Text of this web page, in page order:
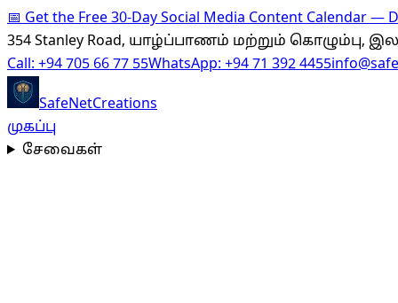
📅Get the Free 30-Day Social Media Content Calendar —
354 Stanley Road, யாழ்ப்பாணம் மற்றும் கொழும்பு,
Call:+94 705 66 77 55WhatsApp:+94 71 392 4455
SafeNetCreations
முகப்பு
சேவைகள்